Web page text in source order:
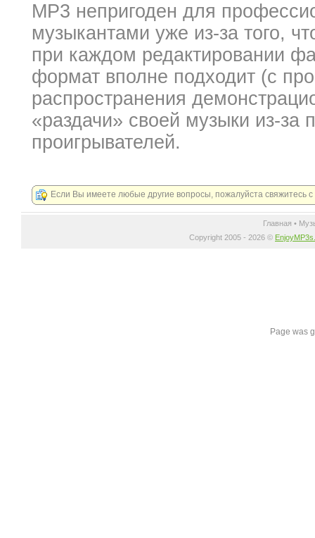
MP3 непригоден для
музыкантами уже из-за того,
при каждом редактировании
формат вполне подходит (с
распространения
«раздачи» своей музыки из-за
проигрывателей.
Если Вы имеете любые другие вопросы, пожалуйста свяжитесь
Главная •
Copyright 2005 - 2026 ©
Page was